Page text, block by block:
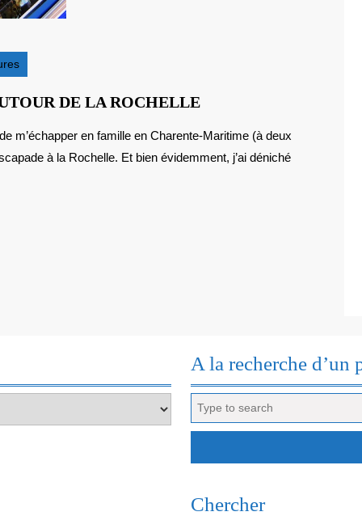
DE LA ROCHELLEDES
POUR
ENFANTS
à la Rochelle. Et bien évidemment, j’ai déniché
A la recherche d’un
for:
Chercher